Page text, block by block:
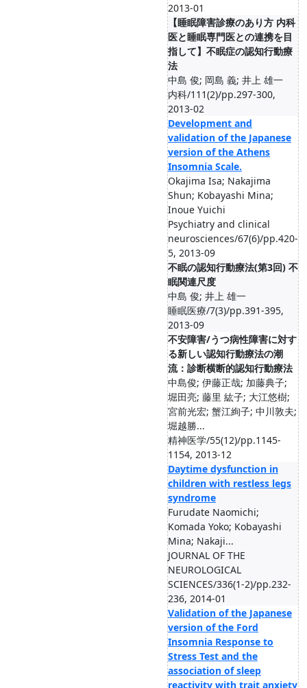
2013-01
【睡眠障害診療のあり方 内科
医と睡眠専門医との連携を目
指して】不眠症の認知行動療
法
中島 俊; 岡島 義; 井上 雄一
内科/111(2)/pp.297-300,
2013-02
Development and
validation of the Japanese
version of the Athens
Insomnia Scale.
Okajima Isa; Nakajima
Shun; Kobayashi Mina;
Inoue Yuichi
Psychiatry and clinical
neurosciences/67(6)/pp.420-
5, 2013-09
不眠の認知行動療法(第3回) 不
眠関連尺度
中島 俊; 井上 雄一
睡眠医療/7(3)/pp.391-395,
2013-09
不安障害/うつ病性障害に対す
る新しい認知行動療法の潮
流：診断横断的認知行動療法
中島俊; 伊藤正哉; 加藤典子;
堀田亮; 藤里 紘子; 大江悠樹;
宮前光宏; 蟹江絢子; 中川敦夫;
堀越勝...
精神医学/55(12)/pp.1145-
1154, 2013-12
Daytime dysfunction in
children with restless legs
syndrome
Furudate Naomichi;
Komada Yoko; Kobayashi
Mina; Nakaji...
JOURNAL OF THE
NEUROLOGICAL
SCIENCES/336(1-2)/pp.232-
236, 2014-01
Validation of the Japanese
version of the Ford
Insomnia Response to
Stress Test and the
association of sleep
reactivity with trait anxiety